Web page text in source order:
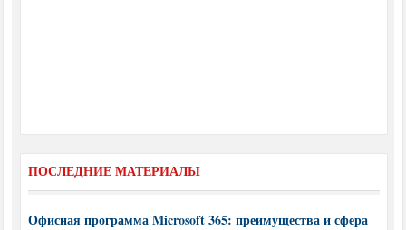
ПОСЛЕДНИЕ МАТЕРИАЛЫ
Офисная программа Microsoft 365: преимущества и сфера